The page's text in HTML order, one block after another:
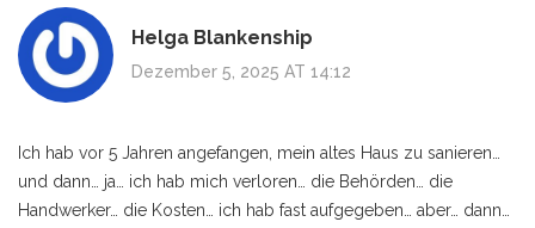
Helga Blankenship
Dezember 5, 2025 AT 14:12
Ich hab vor 5 Jahren angefangen, mein altes Haus zu sanieren…
und dann… ja… ich hab mich verloren… die Behörden… die
Handwerker… die Kosten… ich hab fast aufgegeben… aber… dann…